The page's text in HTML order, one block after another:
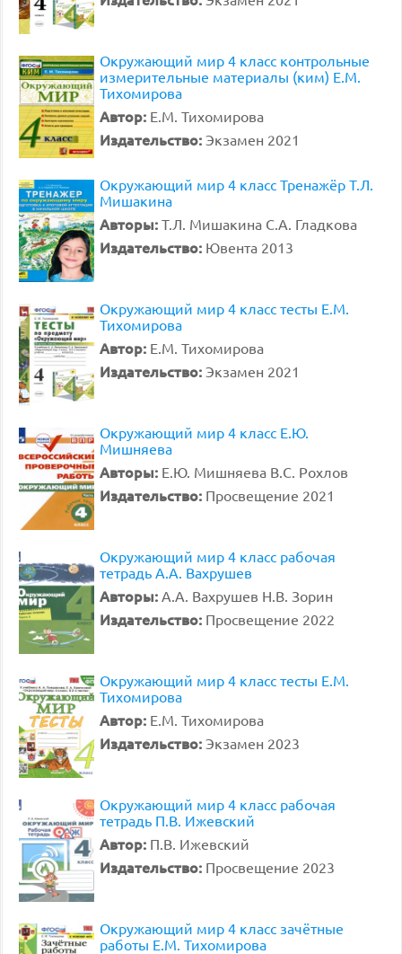
Окружающий мир 4 класс контрольные
измерительные материалы (ким) Е.М.
Тихомирова
Автор: Е.М. Тихомирова
Издательство: Экзамен 2021
Окружающий мир 4 класс Тренажёр Т.Л.
Мишакина
Авторы: Т.Л. Мишакина С.А. Гладкова
Издательство: Ювента 2013
Окружающий мир 4 класс тесты Е.М.
Тихомирова
Автор: Е.М. Тихомирова
Издательство: Экзамен 2021
Окружающий мир 4 класс Е.Ю.
Мишняева
Авторы: Е.Ю. Мишняева В.С. Рохлов
Издательство: Просвещение 2021
Окружающий мир 4 класс рабочая
тетрадь А.А. Вахрушев
Авторы: А.А. Вахрушев Н.В. Зорин
Издательство: Просвещение 2022
Окружающий мир 4 класс тесты Е.М.
Тихомирова
Автор: Е.М. Тихомирова
Издательство: Экзамен 2023
Окружающий мир 4 класс рабочая
тетрадь П.В. Ижевский
Автор: П.В. Ижевский
Издательство: Просвещение 2023
Окружающий мир 4 класс зачётные
работы Е.М. Тихомирова